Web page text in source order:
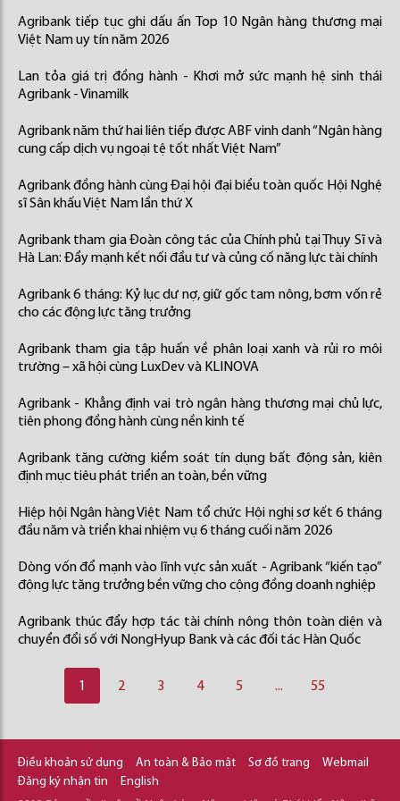
Agribank tiếp tục ghi dấu ấn Top 10 Ngân hàng thương mại
Việt Nam uy tín năm 2026
Lan tỏa giá trị đồng hành - Khơi mở sức mạnh hệ sinh thái
Agribank - Vinamilk
Agribank năm thứ hai liên tiếp được ABF vinh danh “Ngân hàng
cung cấp dịch vụ ngoại tệ tốt nhất Việt Nam”
Agribank đồng hành cùng Đại hội đại biểu toàn quốc Hội Nghệ
sĩ Sân khấu Việt Nam lần thứ X
Agribank tham gia Đoàn công tác của Chính phủ tại Thụy Sĩ và
Hà Lan: Đẩy mạnh kết nối đầu tư và củng cố năng lực tài chính
Agribank 6 tháng: Kỷ lục dư nợ, giữ gốc tam nông, bơm vốn rẻ
cho các động lực tăng trưởng
Agribank tham gia tập huấn về phân loại xanh và rủi ro môi
trường – xã hội cùng LuxDev và KLINOVA
Agribank - Khẳng định vai trò ngân hàng thương mại chủ lực,
tiên phong đồng hành cùng nền kinh tế
Agribank tăng cường kiểm soát tín dụng bất động sản, kiên
định mục tiêu phát triển an toàn, bền vững
Hiệp hội Ngân hàng Việt Nam tổ chức Hội nghị sơ kết 6 tháng
đầu năm và triển khai nhiệm vụ 6 tháng cuối năm 2026
Dòng vốn đổ mạnh vào lĩnh vực sản xuất - Agribank “kiến tạo”
động lực tăng trưởng bền vững cho cộng đồng doanh nghiệp
Agribank thúc đẩy hợp tác tài chính nông thôn toàn diện và
chuyển đổi số với NongHyup Bank và các đối tác Hàn Quốc
1 2 3 4 5 ... 55
Điều khoản sử dụng An toàn & Bảo mật Sơ đồ trang
Webmail
Đăng ký nhận tin
English